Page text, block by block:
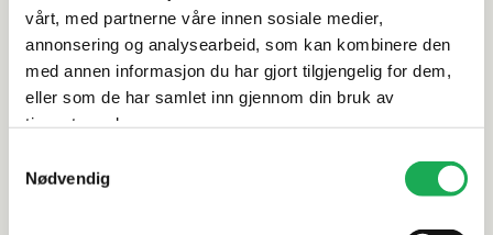
vårt, med partnerne våre innen sosiale medier,
annonsering og analysearbeid, som kan kombinere den
med annen informasjon du har gjort tilgjengelig for dem,
eller som de har samlet inn gjennom din bruk av
tjenestene deres.
Nødvendig
Vurderinger
Dokumentasjon